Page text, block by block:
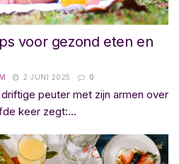
voor gezond eten en
2 JUNI 2025 0
peuter met zijn armen over
keer zegt:...